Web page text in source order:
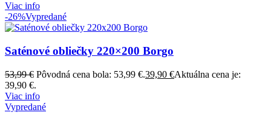
Viac info
-26%Vypredané
Saténové obliečky 220×200 Borgo
53,99€ Pôvodná cena bola: 53,99 €.39,90 €Aktuálna cena je:
39,90 €.
Viac info
Vypredané